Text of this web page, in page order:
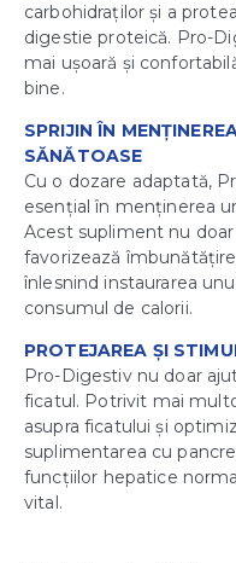
carbohidraților și a
digestie proteică. Pro-
mai ușoară și
bine.
SPRIJIN ÎN
SĂNĂTOASE
Cu o dozare adaptată,
esențial în menținerea
Acest supliment nu
favorizează
înlesnind instaurarea
consumul de calorii.
PROTEJAREA ȘI
Pro-Digestiv nu doar
ficatul. Potrivit mai
asupra ficatului și
suplimentarea cu
funcțiilor hepatice
vital.